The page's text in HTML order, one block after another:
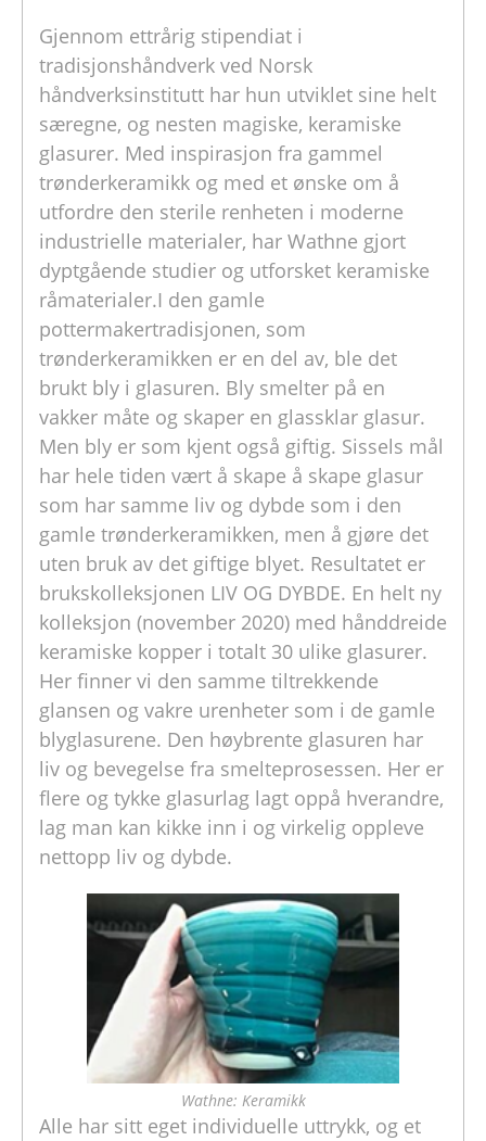
Gjennom ettrårig stipendiat i
tradisjonshåndverk ved Norsk
håndverksinstitutt har hun utviklet sine helt
særegne, og nesten magiske, keramiske
glasurer. Med inspirasjon fra gammel
trønderkeramikk og med et ønske om å
utfordre den sterile renheten i moderne
industrielle materialer, har Wathne gjort
dyptgående studier og utforsket keramiske
råmaterialer.I den gamle
pottermakertradisjonen, som
trønderkeramikken er en del av, ble det
brukt bly i glasuren. Bly smelter på en
vakker måte og skaper en glassklar glasur.
Men bly er som kjent også giftig. Sissels mål
har hele tiden vært å skape å skape glasur
som har samme liv og dybde som i den
gamle trønderkeramikken, men å gjøre det
uten bruk av det giftige blyet. Resultatet er
brukskolleksjonen LIV OG DYBDE. En helt ny
kolleksjon (november 2020) med hånddreide
keramiske kopper i totalt 30 ulike glasurer.
Her finner vi den samme tiltrekkende
glansen og vakre urenheter som i de gamle
blyglasurene. Den høybrente glasuren har
liv og bevegelse fra smelteprosessen. Her er
flere og tykke glasurlag lagt oppå hverandre,
lag man kan kikke inn i og virkelig oppleve
nettopp liv og dybde.
Wathne: Keramikk
Alle har sitt eget individuelle uttrykk, og et